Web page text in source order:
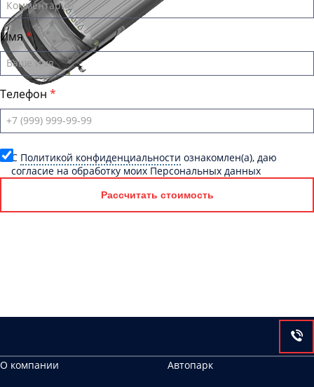
Имя
Телефон
C Политикой конфиденциальности ознакомлен(а), даю
согласие на обработку моих Персональных данных
Рассчитать стоимость
О компании
Автопарк